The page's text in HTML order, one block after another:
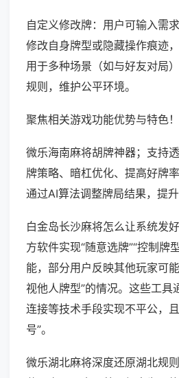
自定义修改牌：用户可输入需
修改自身牌型或隐藏操作痕迹
用于多种场景（如与好友对局
规则，维护公平环境。
聚焦相关游戏功能优势与特色！
微乐海南麻将胡牌神器；支持
牌策略、暗杠优化、提高好牌
通过AI算法调整牌局结果，提升
白金岛长沙麻将怎么让系统发
方软件实现“随意选牌”“控制牌
能，部分用户反映其他玩家可
视他人牌型”的情况。这些工具
连接等技术手段实现不平公，
号”。
微乐湖北麻将深度还原湖北规